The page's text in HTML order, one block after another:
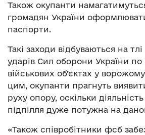
Також окупанти
громадян України
паспорти.
Такі заходи відбуваються на
ударів Сил оборони України
військових об’єктах у ворожому
цим, окупанти прагнуть
руху опору, оскільки
підпілля дуже потужна на
«Також співробітники фсб